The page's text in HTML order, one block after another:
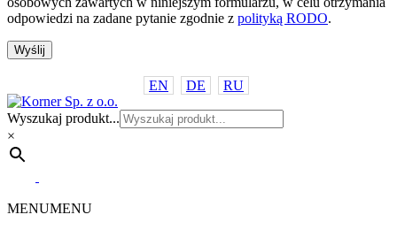
odpowiedzi na zadane pytanie zgodnie z polityką RODO.
EN DE RU
Wyszukaj produkt...
×
MENUMENU